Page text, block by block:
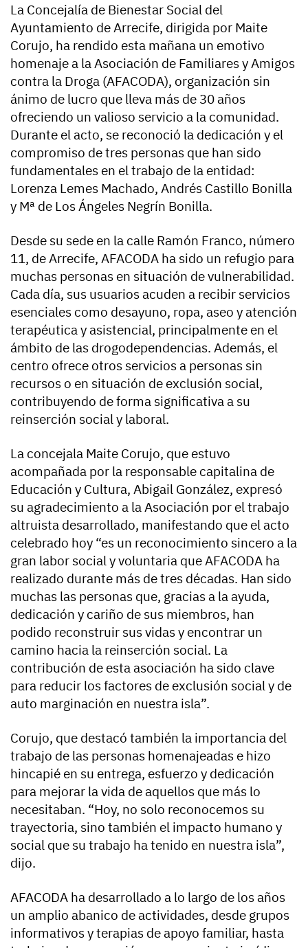
La Concejalía de Bienestar Social del
Ayuntamiento de Arrecife, dirigida por Maite
Corujo, ha rendido esta mañana un emotivo
homenaje a la Asociación de Familiares y Amigos
contra la Droga (AFACODA), organización sin
ánimo de lucro que lleva más de 30 años
ofreciendo un valioso servicio a la comunidad.
Durante el acto, se reconoció la dedicación y el
compromiso de tres personas que han sido
fundamentales en el trabajo de la entidad:
Lorenza Lemes Machado, Andrés Castillo Bonilla
y Mª de Los Ángeles Negrín Bonilla.
Desde su sede en la calle Ramón Franco, número
11, de Arrecife, AFACODA ha sido un refugio para
muchas personas en situación de vulnerabilidad.
Cada día, sus usuarios acuden a recibir servicios
esenciales como desayuno, ropa, aseo y atención
terapéutica y asistencial, principalmente en el
ámbito de las drogodependencias. Además, el
centro ofrece otros servicios a personas sin
recursos o en situación de exclusión social,
contribuyendo de forma significativa a su
reinserción social y laboral.
La concejala Maite Corujo, que estuvo
acompañada por la responsable capitalina de
Educación y Cultura, Abigail González, expresó
su agradecimiento a la Asociación por el trabajo
altruista desarrollado, manifestando que el acto
celebrado hoy “es un reconocimiento sincero a la
gran labor social y voluntaria que AFACODA ha
realizado durante más de tres décadas. Han sido
muchas las personas que, gracias a la ayuda,
dedicación y cariño de sus miembros, han
podido reconstruir sus vidas y encontrar un
camino hacia la reinserción social. La
contribución de esta asociación ha sido clave
para reducir los factores de exclusión social y de
auto marginación en nuestra isla”.
Corujo, que destacó también la importancia del
trabajo de las personas homenajeadas e hizo
hincapié en su entrega, esfuerzo y dedicación
para mejorar la vida de aquellos que más lo
necesitaban. “Hoy, no solo reconocemos su
trayectoria, sino también el impacto humano y
social que su trabajo ha tenido en nuestra isla”,
dijo.
AFACODA ha desarrollado a lo largo de los años
un amplio abanico de actividades, desde grupos
informativos y terapias de apoyo familiar, hasta